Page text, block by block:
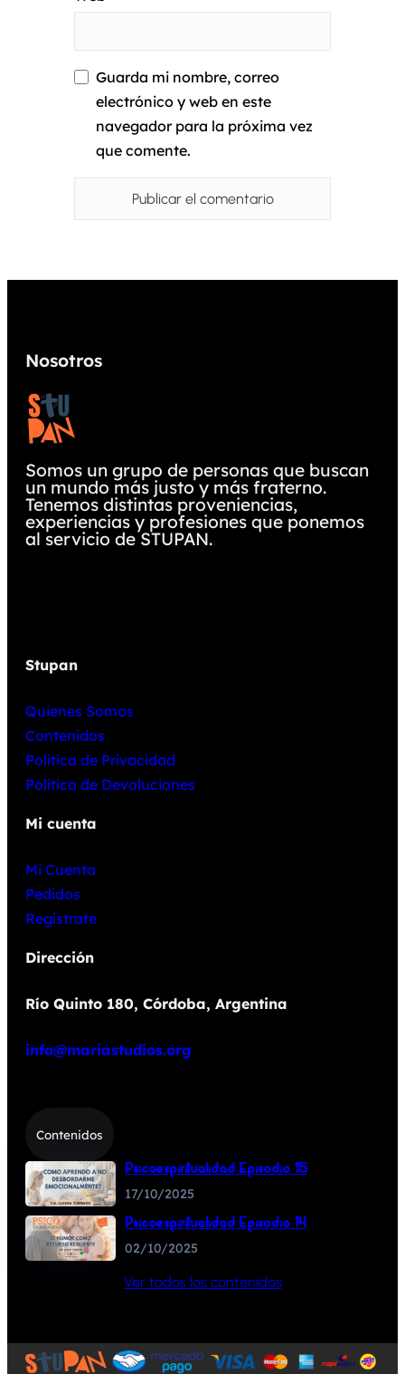
Guarda mi nombre, correo
electrónico y web en este
navegador para la próxima vez
que comente.
Nosotros
Somos un grupo de personas que buscan
un mundo más justo y más fraterno.
Tenemos distintas proveniencias,
experiencias y profesiones que ponemos
al servicio de STUPAN.
Stupan
Quienes Somos
Contenidos
Política de Privacidad
Política de Devoluciones
Mi cuenta
Mi Cuenta
Pedidos
Regístrate
Dirección
Río Quinto 180, Córdoba, Argentina
info@mariastudios.org
Contenidos
Psicoespiritualidad Episodio 15
17/10/2025
Psicoespiritualidad Episodio 14
02/10/2025
Ver todos los contenidos